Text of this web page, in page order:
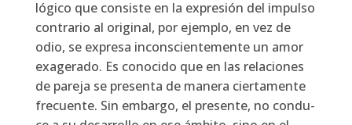
ló­gi­co que con­sis­te en la expre­sión del impul­so
con­tra­rio al ori­gi­nal, por ejem­plo, en vez de
odio, se expre­sa incons­cien­te­men­te un amor
exa­ge­ra­do. Es cono­ci­do que en las rela­cio­nes
de pare­ja se pre­sen­ta de mane­ra cier­ta­men­te
fre­cuen­te. Sin embar­go, el pre­sen­te, no con­du­